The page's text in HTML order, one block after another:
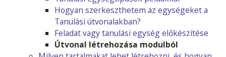
Hogyan szerkeszthetem az egységeket a
Tanulási útvonalakban?
Feladat vagy tanulási egység előkészítése
Útvonal létrehozása modulból